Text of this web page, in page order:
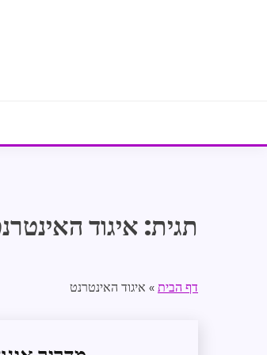
תגית: איגוד
דף הבית » איגוד האינטרנט